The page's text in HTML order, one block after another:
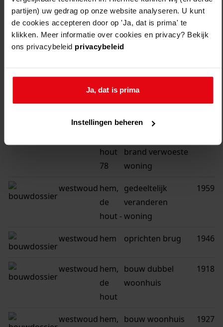
partijen) uw gedrag op onze website analyseren. U kunt
de cookies accepteren door op 'Ja, dat is prima' te
klikken. Meer informatie over cookies en privacy? Bekijk
ons privacybeleid privacybeleid
Ja, dat is prima
Instellingen beheren
115
116
...
117
gemeenteadres beschrijving jaar
westwoudhem,
hout
78
vervangen
brand verwoeste
woning
westwoud hem,
de
hout -
gedeeltelijk
veranderen
woning
1959
westwoud hem oprichten brug 1946
westwoud hem,
de
hout
bouw dubbel
woonhuis
1918
westwoud hem, bouw woonhuis
1927